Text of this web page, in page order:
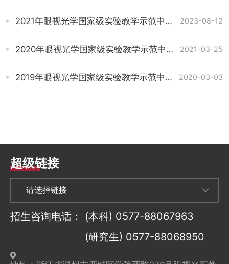
2021年眼视光学国家级实验教学示范中心年度报告 2023-08-12
2020年眼视光学国家级实验教学示范中心年度报告 2021-03-25
2019年眼视光学国家级实验教学示范中心年度报告 2020-03-03
超级链接
招生咨询电话： (本科) 0577-88067963
(研究生) 0577-88068950